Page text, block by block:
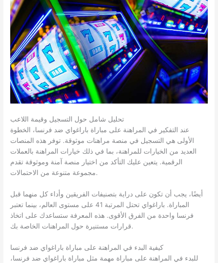
تحليل شامل حول التسجيل وقيمة اللاعب
عند التفكير في المراهنة على مباراة باراغواي ضد فرنسا، الخطوة
الأولى هي التسجيل في منصة مراهنات موثوقة. توفر هذه المنصات
العديد من الخيارات للمراهنة، بما في ذلك خيارات المراهنة بالعملات
الرقمية. يتعين عليك التأكد من اختيار منصة آمنة وموثوقة تقدم
مجموعة متنوعة من الاحتمالات.
أيضًا، يجب أن تكون على دراية بتصنيفات الفريقين وأداء كل منهما قبل
المباراة. باراغواي تحتل المرتبة 41 على مستوى العالم، بينما تعتبر
فرنسا واحدة من الفرق الأقوى. هذه المعرفة ستساعدك على اتخاذ
قرارات مستنيرة حول المراهنات الخاصة بك.
كيفية البدء في المراهنة على مباراة باراغواي ضد فرنسا
للبدء في المراهنة على مباراة مهمة مثل مباراة باراغواي ضد فرنسا،